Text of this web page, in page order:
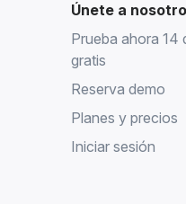
Únete a
Prueba ahora 14
gratis
Reserva demo
Planes y precios
Iniciar sesión